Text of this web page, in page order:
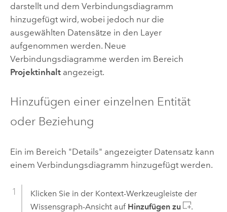
darstellt und dem Verbindungsdiagramm
hinzugefügt wird, wobei jedoch nur die
ausgewählten Datensätze in den Layer
aufgenommen werden. Neue
Verbindungsdiagramme werden im Bereich
Projektinhaltangezeigt.
Hinzufügen einer einzelnen Entität
oder Beziehung
Ein im Bereich "Details" angezeigter Datensatz kann
einem Verbindungsdiagramm hinzugefügt werden.
Klicken Sie in der Kontext-Werkzeugleiste der
Wissensgraph-Ansicht auf Hinzufügen zu .